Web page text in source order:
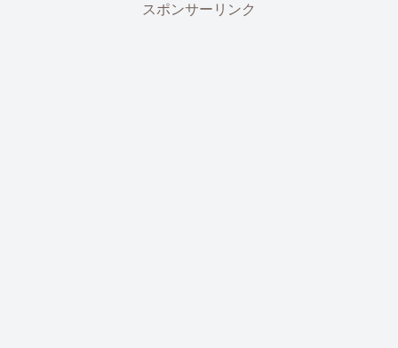
スポンサーリンク